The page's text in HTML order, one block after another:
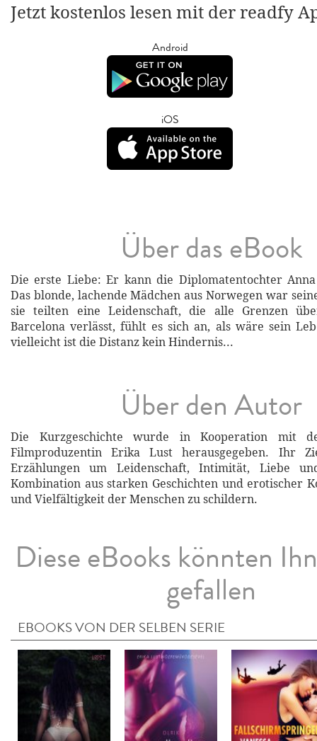
Jetzt kostenlos lesen mit der readfy
Android
iOS
Über das eBook
Die erste Liebe: Er kann die Diplomatentochter
Das blonde, lachende Mädchen aus Norwegen war
sie teilten eine Leidenschaft, die alle Grenzen
Barcelona verlässt, fühlt es sich an, als wäre sein
vielleicht ist die Distanz kein Hindernis...
Über den Autor
Die Kurzgeschichte wurde in Kooperation mit
Filmproduzentin Erika Lust herausgegeben. Ihr
Erzählungen um Leidenschaft, Intimität, Liebe
Kombination aus starken Geschichten und erotischer
und Vielfältigkeit der Menschen zu schildern.
Diese eBooks könnten
gefallen
EBOOKS VON DER SELBEN SERIE